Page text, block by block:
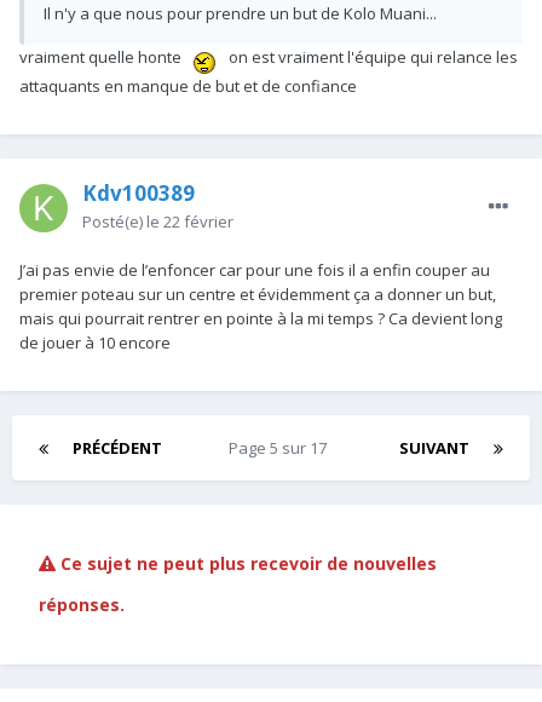
Il n'y a que nous pour prendre un but de Kolo Muani...
vraiment quelle honte
on est vraiment l'équipe qui relance les
attaquants en manque de but et de confiance
Kdv100389
Posté(e) le 22 février
J’ai pas envie de l’enfoncer car pour une fois il a enfin couper au
premier poteau sur un centre et évidemment ça a donner un but,
mais qui pourrait rentrer en pointe à la mi temps ? Ca devient long
de jouer à 10 encore
PRÉCÉDENT SUIVANT
Page 5 sur 17
Ce sujet ne peut plus recevoir de nouvelles
réponses.